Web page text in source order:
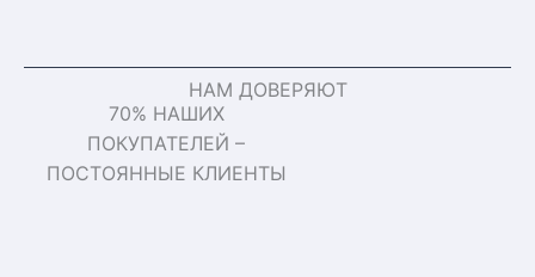
НАМ ДОВЕРЯЮТ
70% НАШИХ
ПОКУПАТЕЛЕЙ –
ПОСТОЯННЫЕ КЛИЕНТЫ